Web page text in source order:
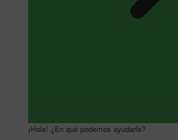
¡Hola! ¿En qué podemos ayudarle?